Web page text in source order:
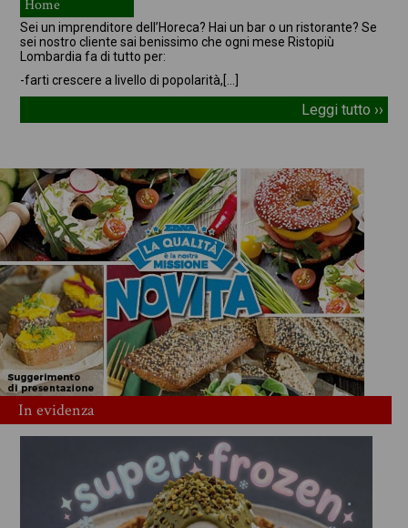
Home
Sei un imprenditore dell’Horeca? Hai un bar o un ristorante? Se
sei nostro cliente sai benissimo che ogni mese Ristopiù
Lombardia fa di tutto per:
-farti crescere a livello di popolarità,
Leggi tutto ››
In evidenza